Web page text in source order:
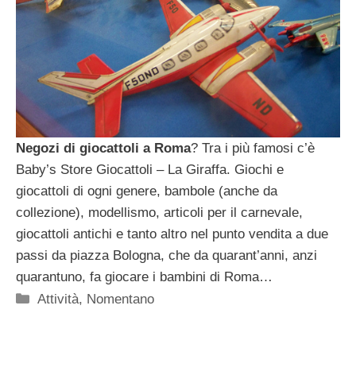
Negozi di giocattoli a Roma? Tra i più famosi c’è
Baby’s Store Giocattoli – La Giraffa. Giochi e
giocattoli di ogni genere, bambole (anche da
collezione), modellismo, articoli per il carnevale,
giocattoli antichi e tanto altro nel punto vendita a due
passi da piazza Bologna, che da quarant’anni, anzi
quarantuno, fa giocare i bambini di Roma…
Categorie
Attività, Nomentano